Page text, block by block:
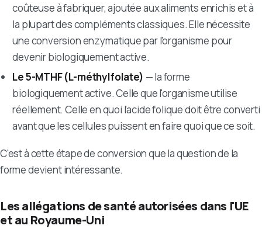
coûteuse à fabriquer, ajoutée aux aliments enrichis et à
la plupart des compléments classiques. Elle nécessite
une conversion enzymatique par l'organisme pour
devenir biologiquement active.
Le 5-MTHF (L-méthylfolate) — la forme
biologiquement active. Celle que l'organisme utilise
réellement. Celle en quoi l'acide folique doit être converti
avant que les cellules puissent en faire quoi que ce soit.
C'est à cette étape de conversion que la question de la
forme devient intéressante.
Les allégations de santé autorisées dans l'UE
et au Royaume-Uni